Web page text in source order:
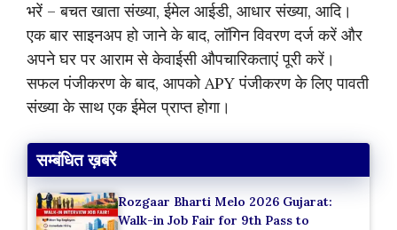
भरें – बचत खाता संख्या, ईमेल आईडी, आधार संख्या, आदि।
एक बार साइनअप हो जाने के बाद, लॉगिन विवरण दर्ज करें और
अपने घर पर आराम से केवाईसी औपचारिकताएं पूरी करें।
सफल पंजीकरण के बाद, आपको APY पंजीकरण के लिए पावती
संख्या के साथ एक ईमेल प्राप्त होगा।
सम्बंधित ख़बरें
Rozgaar Bharti Melo 2026 Gujarat:
Walk-in Job Fair for 9th Pass to